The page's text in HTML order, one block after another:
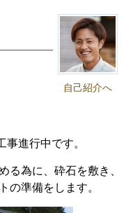
自己紹介へ
事進行中です。
る為に、砕石を敷き、
の準備をします。